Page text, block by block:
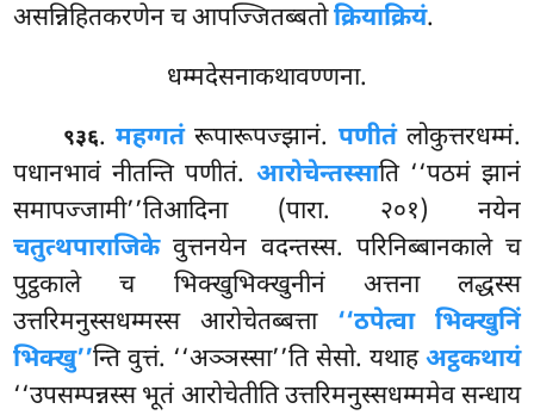
असन्निहितकरणेन च आपज्जितब्बतोक्रियाक्रियं.
धम्मदेसनाकथावण्णना.
९३६.महग्गतंरूपारूपज्झानं. पणीतंलोकुत्तरधम्मं.
पधानभावं नीतन्ति पणीतं. आरोचेन्तस्साति ‘‘पठमं झानं
समापज्जामी’’तिआदिना (पारा. २०१) नयेन
चतुत्थपाराजिकेवुत्तनयेन वदन्तस्स. परिनिब्बानकाले च
पुट्ठकाले च भिक्खुभिक्खुनीनं अत्तना लद्धस्स
उत्तरिमनुस्सधम्मस्स आरोचेतब्बत्ता ‘‘ठपेत्वा भिक्खुनिं
भिक्खु’’न्ति वुत्तं. ‘‘अञ्ञस्सा’’ति सेसो. यथाहअट्ठकथायं
‘‘उपसम्पन्नस्स भूतं आरोचेतीति उत्तरिमनुस्सधम्ममेव सन्धाय